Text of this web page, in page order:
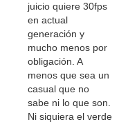
juicio quiere 30fps
en actual
generación y
mucho menos por
obligación. A
menos que sea un
casual que no
sabe ni lo que son.
Ni siquiera el verde